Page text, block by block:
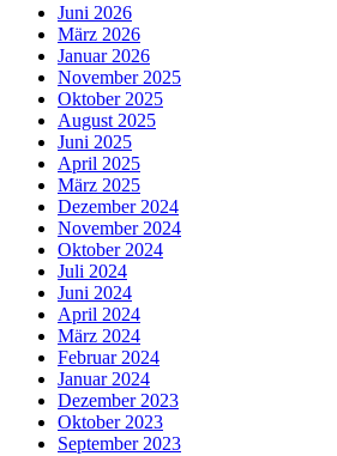
Juni 2026
März 2026
Januar 2026
November 2025
Oktober 2025
August 2025
Juni 2025
April 2025
März 2025
Dezember 2024
November 2024
Oktober 2024
Juli 2024
Juni 2024
April 2024
März 2024
Februar 2024
Januar 2024
Dezember 2023
Oktober 2023
September 2023